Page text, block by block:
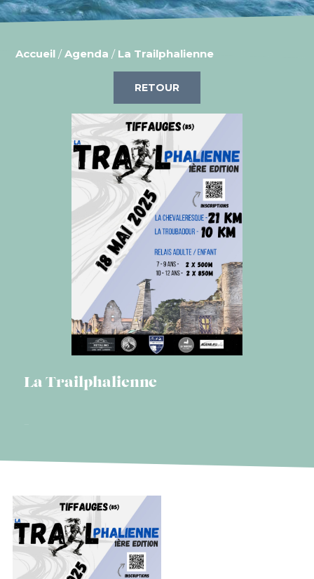
Accueil /Agenda / La Trailphalienne
RETOUR
La Trailphalienne